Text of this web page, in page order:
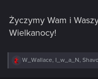
Życzymy Wam i
Wielkanocy!
R
W_Wallace, I_w_a_N,